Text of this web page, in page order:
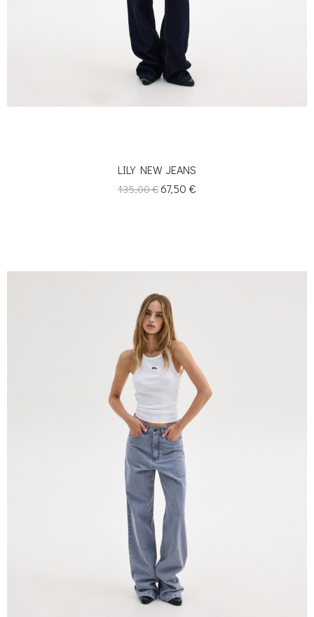
LILY NEW JEANS
Κανονική
135,00 € Τιμή
67,50 €